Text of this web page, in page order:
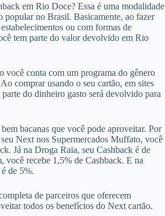
em Rio Doce? Essa é uma modalidade
popular no Brasil. Basicamente, ao fazer
ou com formas de
tem parte do valor devolvido em Rio
você conta com um programa do gênero
comprar usando o seu cartão, em sites
do dinheiro gasto será devolvido para
bacanas que você pode aproveitar. Por
Next nos Supermercados Muffato, você
Já na Droga Raia, seu Cashback é de
você recebe 1,5% de Cashback. E na
de 5%.
de parceiros que oferecem
todos os benefícios do Next cartão.